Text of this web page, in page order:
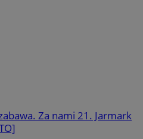
Za nami 21. Jarmark